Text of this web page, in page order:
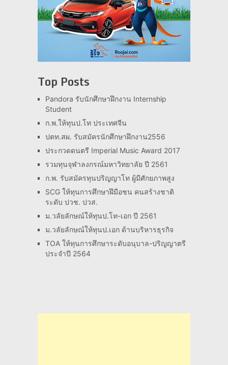
Top Posts
Pandora รับนักศึกษาฝึกงาน Internship
Student
ก.พ.ให้ทุนป.โท ประเทศจีน
ปตท.สผ. รับสมัครนักศึกษาฝึกงาน2556
ประกวดดนตรี Imperial Music Award 2017
รวมทุนจุฬาลงกรณ์มหาวิทยาลัย ปี 2561
ก.พ. รับสมัครทุนปริญญาโท ผู้มีศักยภาพสูง
SCG ให้ทุนการศึกษาฝึมือชน คนสร้างชาติ
ระดับ ปวช. ปวส.
ม.วลัยลักษณ์ให้ทุนป.โท-เอก ปี 2561
ม.วลัยลักษณ์ให้ทุนป.เอก ด้านบริหารธุรกิจ
TOA ให้ทุนการศึกษาระดับอนุบาล-ปริญญาตรี
ประจำปี 2564